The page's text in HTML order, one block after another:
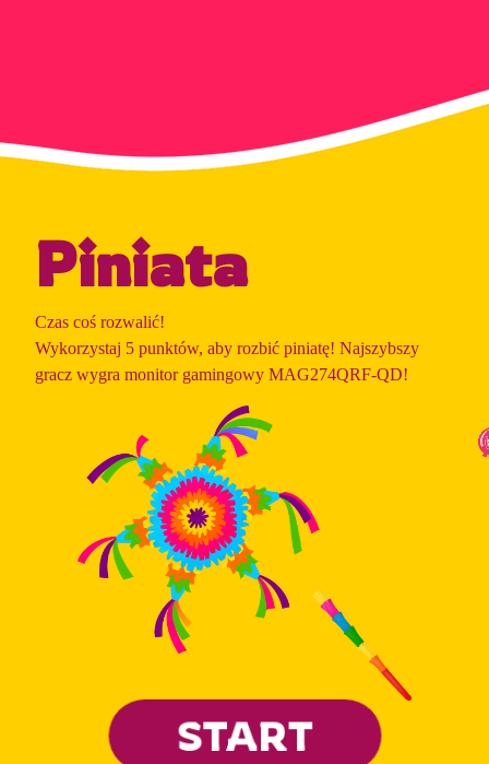
Piniata
Czas coś rozwalić!
Wykorzystaj 5 punktów, aby rozbić piniatę! Najszybszy
gracz wygra monitor gamingowy MAG274QRF-QD!
START